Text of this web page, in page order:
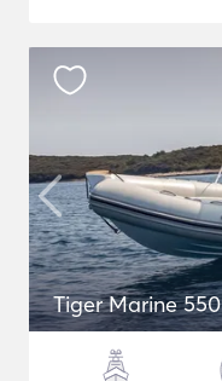
Tiger Marine 550